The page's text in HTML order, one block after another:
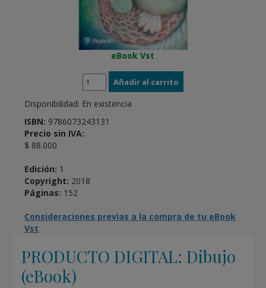
eBook Vst
Disponibilidad: En existencia
ISBN: 9786073243131
Precio sin IVA:
$ 88.000
Edición: 1
Copyright: 2018
Páginas: 152
Consideraciones previas a la compra de tu eBook
Vst
PRODUCTO DIGITAL: Dibujo
(eBook)